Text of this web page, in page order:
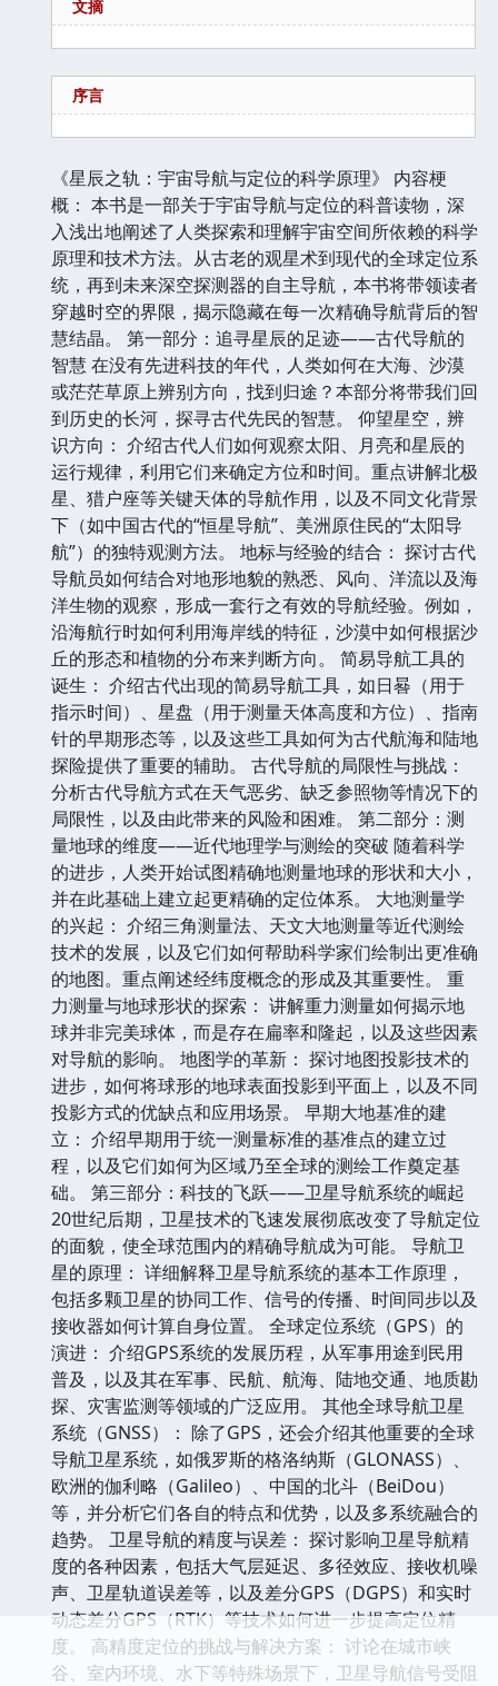
文摘
序言
《星辰之轨：宇宙导航与定位的科学原理》 内容梗
概： 本书是一部关于宇宙导航与定位的科普读物，深
入浅出地阐述了人类探索和理解宇宙空间所依赖的科学
原理和技术方法。从古老的观星术到现代的全球定位系
统，再到未来深空探测器的自主导航，本书将带领读者
穿越时空的界限，揭示隐藏在每一次精确导航背后的智
慧结晶。 第一部分：追寻星辰的足迹——古代导航的
智慧 在没有先进科技的年代，人类如何在大海、沙漠
或茫茫草原上辨别方向，找到归途？本部分将带我们回
到历史的长河，探寻古代先民的智慧。 仰望星空，辨
识方向： 介绍古代人们如何观察太阳、月亮和星辰的
运行规律，利用它们来确定方位和时间。重点讲解北极
星、猎户座等关键天体的导航作用，以及不同文化背景
下（如中国古代的“恒星导航”、美洲原住民的“太阳导
航”）的独特观测方法。 地标与经验的结合： 探讨古代
导航员如何结合对地形地貌的熟悉、风向、洋流以及海
洋生物的观察，形成一套行之有效的导航经验。例如，
沿海航行时如何利用海岸线的特征，沙漠中如何根据沙
丘的形态和植物的分布来判断方向。 简易导航工具的
诞生： 介绍古代出现的简易导航工具，如日晷（用于
指示时间）、星盘（用于测量天体高度和方位）、指南
针的早期形态等，以及这些工具如何为古代航海和陆地
探险提供了重要的辅助。 古代导航的局限性与挑战：
分析古代导航方式在天气恶劣、缺乏参照物等情况下的
局限性，以及由此带来的风险和困难。 第二部分：测
量地球的维度——近代地理学与测绘的突破 随着科学
的进步，人类开始试图精确地测量地球的形状和大小，
并在此基础上建立起更精确的定位体系。 大地测量学
的兴起： 介绍三角测量法、天文大地测量等近代测绘
技术的发展，以及它们如何帮助科学家们绘制出更准确
的地图。重点阐述经纬度概念的形成及其重要性。 重
力测量与地球形状的探索： 讲解重力测量如何揭示地
球并非完美球体，而是存在扁率和隆起，以及这些因素
对导航的影响。 地图学的革新： 探讨地图投影技术的
进步，如何将球形的地球表面投影到平面上，以及不同
投影方式的优缺点和应用场景。 早期大地基准的建
立： 介绍早期用于统一测量标准的基准点的建立过
程，以及它们如何为区域乃至全球的测绘工作奠定基
础。 第三部分：科技的飞跃——卫星导航系统的崛起
20世纪后期，卫星技术的飞速发展彻底改变了导航定位
的面貌，使全球范围内的精确导航成为可能。 导航卫
星的原理： 详细解释卫星导航系统的基本工作原理，
包括多颗卫星的协同工作、信号的传播、时间同步以及
接收器如何计算自身位置。 全球定位系统（GPS）的
演进： 介绍GPS系统的发展历程，从军事用途到民用
普及，以及其在军事、民航、航海、陆地交通、地质勘
探、灾害监测等领域的广泛应用。 其他全球导航卫星
系统（GNSS）： 除了GPS，还会介绍其他重要的全球
导航卫星系统，如俄罗斯的格洛纳斯（GLONASS）、
欧洲的伽利略（Galileo）、中国的北斗（BeiDou）
等，并分析它们各自的特点和优势，以及多系统融合的
趋势。 卫星导航的精度与误差： 探讨影响卫星导航精
度的各种因素，包括大气层延迟、多径效应、接收机噪
声、卫星轨道误差等，以及差分GPS（DGPS）和实时
动态差分GPS（RTK）等技术如何进一步提高定位精
度。 高精度定位的挑战与解决方案： 讨论在城市峡
谷、室内环境、水下等特殊场景下，卫星导航信号受阻